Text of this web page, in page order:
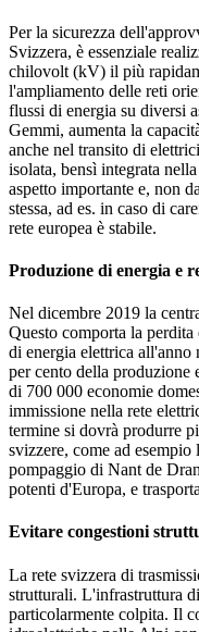
Per la sicurezza
Svizzera, è essenziale
chilovolt (kV) il più
l'ampliamento delle reti
flussi di energia su diversi
Gemmi, aumenta la
anche nel transito di
isolata, bensì integrata
aspetto importante e, non
stessa, ad es. in caso di
rete europea è stabile.
Produzione di energia e
Nel dicembre 2019 la
Questo comporta la
di energia elettrica
per cento della produzione
di 700 000 economie
immissione nella rete
termine si dovrà produrre
svizzere, come ad
pompaggio di Nant de
potenti d'Europa, e
Evitare congestioni
La rete svizzera di
strutturali. L'infrastruttura
particolarmente colpita. Il